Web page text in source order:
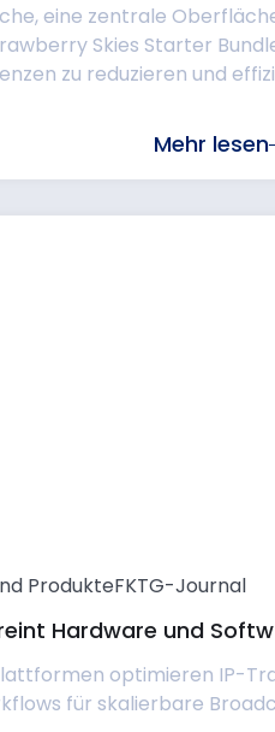
eine zentrale
Skies Starter
zu reduzieren und
Mehr lesen
ProdukteFKTG-Journal
Hardware und
optimieren IP-
für skalierbare